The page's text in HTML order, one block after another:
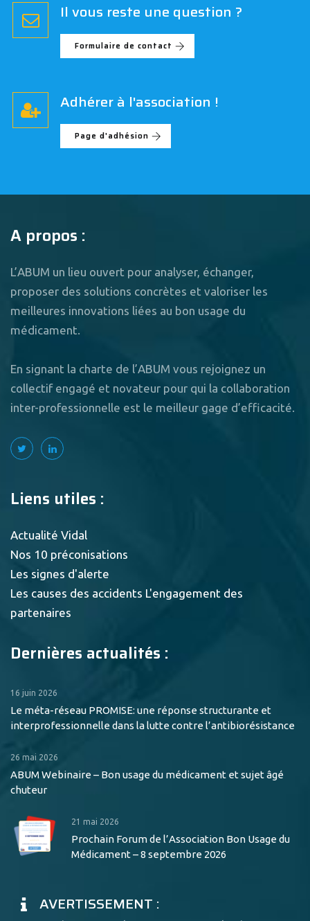
Il vous reste une question ?
Formulaire de contact
Adhérer à l'association !
Page d'adhésion
A propos :
L’ABUM un lieu ouvert pour analyser, échanger,
proposer des solutions concrètes et valoriser les
meilleures innovations liées au bon usage du
médicament.
En signant la charte de l’ABUM vous rejoignez un
collectif engagé et novateur pour qui la collaboration
inter-professionnelle est le meilleur gage d’efficacité.
Liens utiles :
Actualité Vidal
Nos 10 préconisations
Les signes d'alerte
Les causes des accidents L'engagement des
partenaires
Dernières actualités :
16 juin 2026
Le méta-réseau PROMISE: une réponse structurante et
interprofessionnelle dans la lutte contre l’antibiorésistance
26 mai 2026
ABUM Webinaire – Bon usage du médicament et sujet âgé
chuteur
21 mai 2026
Prochain Forum de l’Association Bon Usage du
Médicament – 8 septembre 2026
AVERTISSEMENT :